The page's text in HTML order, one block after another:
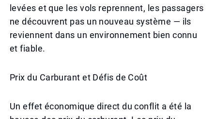
levées et que les vols reprennent, les passagers
ne découvrent pas un nouveau système — ils
reviennent dans un environnement bien connu
et fiable.
Prix du Carburant et Défis de Coût
Un effet économique direct du conflit a été la